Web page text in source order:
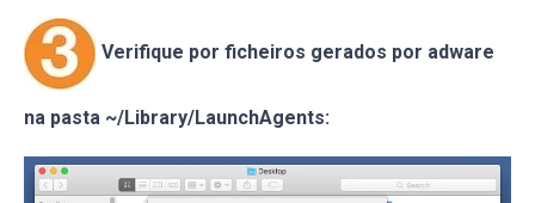
Verifique por ficheiros gerados por adware
na pasta ~/Library/LaunchAgents: